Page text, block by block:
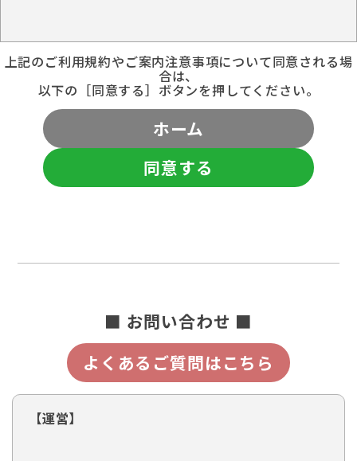
上記のご利用規約やご案内注意事項について同意される場
合は、
以下の［同意する］ボタンを押してください。
ホーム
同意する
■ お問い合わせ ■
よくあるご質問はこちら
【運営】